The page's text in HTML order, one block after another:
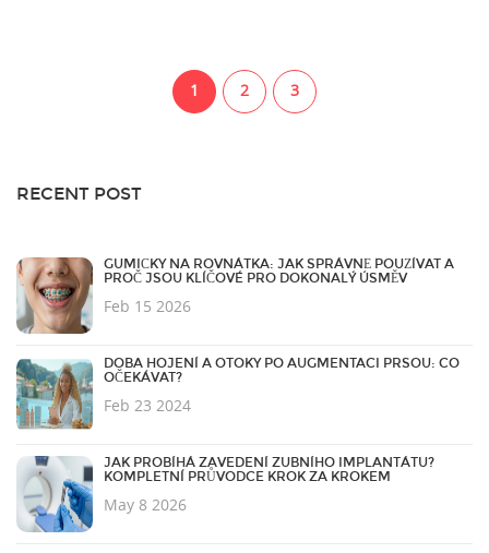
1 2 3
RECENT POST
GUMIČKY NA ROVNÁTKA: JAK SPRÁVNĚ POUŽÍVAT A
PROČ JSOU KLÍČOVÉ PRO DOKONALÝ ÚSMĚV
Feb 15 2026
DOBA HOJENÍ A OTOKY PO AUGMENTACI PRSOU: CO
OČEKÁVAT?
Feb 23 2024
JAK PROBÍHÁ ZAVEDENÍ ZUBNÍHO IMPLANTÁTU?
KOMPLETNÍ PRŮVODCE KROK ZA KROKEM
May 8 2026